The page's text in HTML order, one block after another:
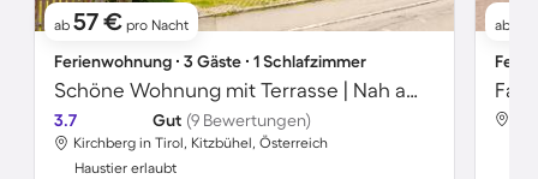
ab 57 € pro Nacht
Ferienwohnung ∙ 3 Gäste ∙ 1 Schlafzimmer
Schöne Wohnung mit Terrasse | Nah am Skifahren | Haustiere erlaubt
3.7 Gut (9 Bewertungen)
Kirchberg in Tirol, Kitzbühel, Österreich
Haustier erlaubt
ab